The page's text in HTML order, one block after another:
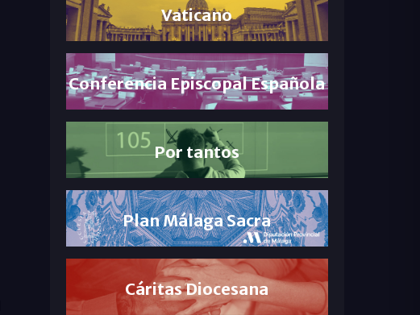
Vaticano
Conferencia Episcopal Española
Por tantos
Plan Málaga Sacra
Cáritas Diocesana